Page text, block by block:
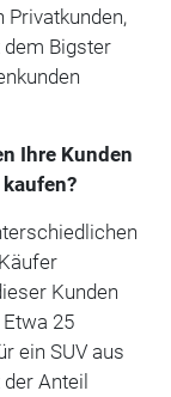
Privatkunden,
dem Bigster
Ihre Kunden
Kunden
25
ein SUV aus
Anteil